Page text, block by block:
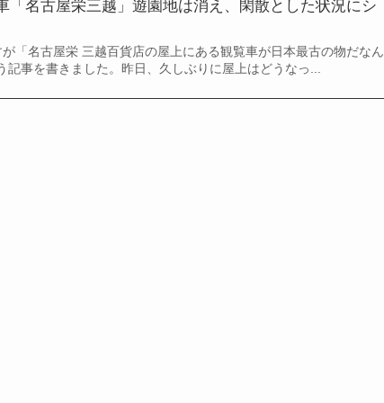
「名古屋栄三越」遊園地は消え、閑散とした状況にシ
「名古屋栄 三越百貨店の屋上にある観覧車が日本最古の物だなん
記事を書きました。昨日、久しぶりに屋上はどうなっ...